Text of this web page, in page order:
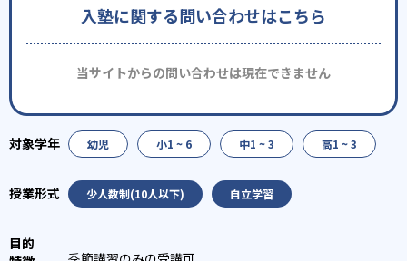
入塾に関する問い合わせはこちら
当サイトからの問い合わせは現在できません
幼児 小1 ~ 6 中1 ~ 3 高1 ~ 3
少人数制(10人以下) 自立学習